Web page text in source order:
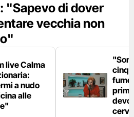
"Sapevo di dover
vecchia non
live Calma
a nudo
alle
fumo
devo